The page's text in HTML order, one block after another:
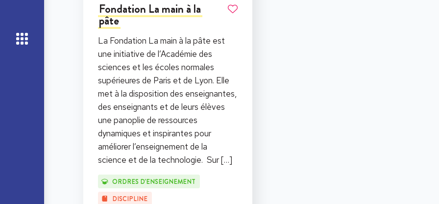
Fondation La main à la
pâte
La Fondation La main à la pâte est
une initiative de l’Académie des
sciences et les écoles normales
supérieures de Paris et de Lyon. Elle
met à la disposition des enseignantes,
des enseignants et de leurs élèves
une panoplie de ressources
dynamiques et inspirantes pour
améliorer l’enseignement de la
science et de la technologie. Sur[…]
ORDRES D'ENSEIGNEMENT
DISCIPLINE